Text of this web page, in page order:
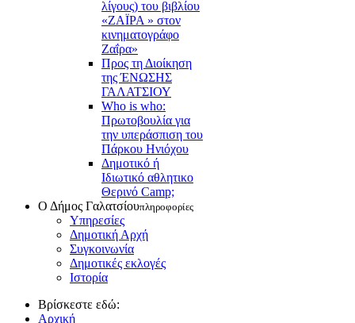
λίγους) του βιβλίου
«ΖΑΪΡΑ » στον
κινηματογράφο
Ζαΐρα»
Προς τη Διοίκηση
της ΈΝΩΣΗΣ
ΓΑΛΑΤΣΙΟΥ
Who is who:
Πρωτοβουλία για
την υπεράσπιση του
Πάρκου Ηνιόχου
Δημοτικό ή
Ιδιωτικό αθλητικο
Θερινό Camp;
Ο Δήμος Γαλατσίουπληροφορίες
Υπηρεσίες
Δημοτική Αρχή
Συγκοινωνία
Δημοτικές εκλογές
Ιστορία
Βρίσκεστε εδώ:
Αρχική